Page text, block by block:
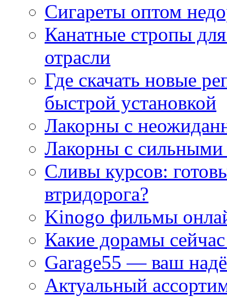
Сигареты оптом
Канатные стропы
отрасли
Где скачать новые
быстрой установкой
Лакорны с
Лакорны с сильными
Сливы курсов:
втридорога?
Kinogo фильмы
Какие дорамы
Garage55 — ваш
Актуальный